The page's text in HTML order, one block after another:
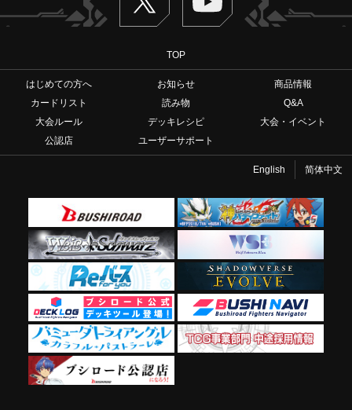
TOP
はじめての方へ お知らせ
商品情報
カードリスト
読み物
Q&A
大会ルール
デッキレシピ
大会・イベント
公認店
ユーザーサポート
English 简体中文